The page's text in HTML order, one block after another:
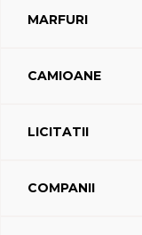
MARFURI
CAMIOANE
LICITATII
COMPANII